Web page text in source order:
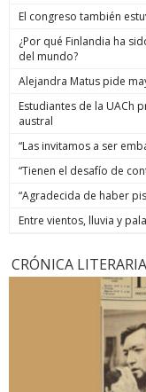
El congreso también
¿Por qué Finlandia ha
del mundo?
Alejandra Matus pide
Estudiantes de la UACh
austral
“Las invitamos a ser
“Tienen el desafío de
“Agradecida de haber
Entre vientos, lluvia y
CRÓNICA LITERARIA